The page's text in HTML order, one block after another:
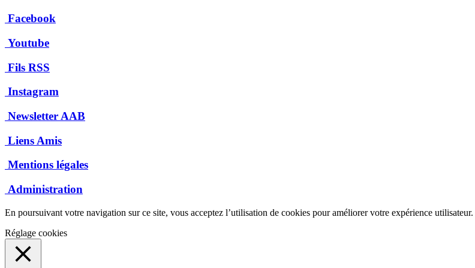
Facebook
Youtube
Fils RSS
Instagram
Newsletter AAB
Liens Amis
Mentions légales
Administration
En poursuivant votre navigation sur ce site, vous acceptez l’utilisation de cookies pour améliorer votre expérience utilisateur.
Réglage cookies